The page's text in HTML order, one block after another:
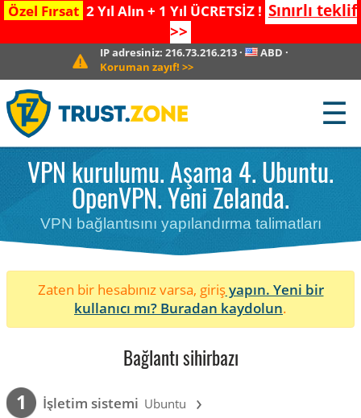
Özel Fırsat 2 Yıl Alın + 1 Yıl ÜCRETSİZ ! Sınırlı teklif
>>
IP adresiniz:216.73.216.213 · ABD ·
Koruman zayıf! >>
☰
VPN kurulumu. Aşama 4. Ubuntu.
OpenVPN. Yeni Zelanda.
VPN bağlantısını yapılandırma talimatları
Zaten bir hesabınız varsa, girişyapın. Yeni bir
kullanıcı mı? Buradan kaydolun.
Bağlantı sihirbazı
1 İşletim sistemi Ubuntu ›